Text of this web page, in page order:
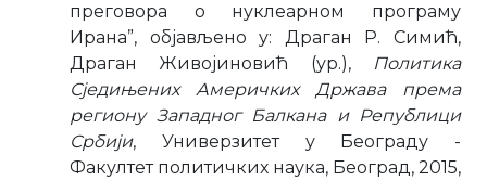
преговора о нуклеарном програму
Ирана”, објављено у: Драган Р. Симић,
Драган Живојиновић (ур.),
Политика
Сједињених Америчких Држава према
региону Западног Балкана и Републици
Србији, Универзитет у Београду -
Факултет политичких наука, Београд, 2015,